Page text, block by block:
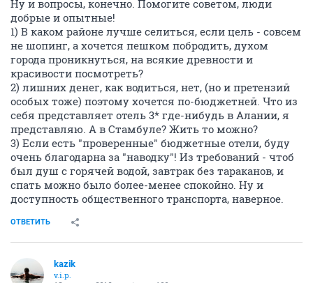
Ну и вопросы, конечно. Помогите советом, люди
добрые и опытные!
1) В каком районе лучше селиться, если цель - совсем
не шопинг, а хочется пешком побродить, духом
города проникнуться, на всякие древности и
красивости посмотреть?
2) лишних денег, как водиться, нет, (но и претензий
особых тоже) поэтому хочется по-бюджетней. Что из
себя представляет отель 3* где-нибудь в Алании, я
представляю. А в Стамбуле? Жить то можно?
3) Если есть "проверенные" бюджетные отели, буду
очень благодарна за "наводку"! Из требований - чтоб
был душ с горячей водой, завтрак без тараканов, и
спать можно было более-менее спокойно. Ну и
доступность общественного транспорта, наверное.
ОТВЕТИТЬ
kazik
v.i.p.